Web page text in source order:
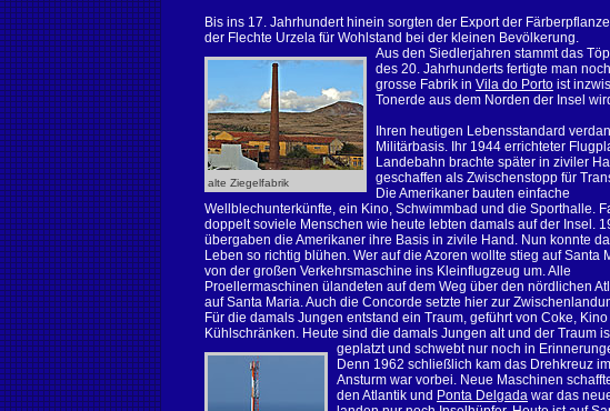
Bis ins 17. Jahrhundert hinein sorgten der Export der
der Flechte Urzela für Wohlstand bei der kleinen Bevölkerung.
alte Ziegelfabrik
Aus den Siedlerjahren stammt das
des 20. Jahrhunderts fertigte man
grosse Fabrik in Vila do Porto ist
Tonerde aus dem Norden der Insel
Ihren heutigen Lebensstandard
Militärbasis. Ihr 1944 errichteter
Landebahn brachte später in ziviler
geschaffen als Zwischenstopp für
Die Amerikaner bauten einfache
Wellblechunterkünfte, ein Kino, Schwimmbad und die Sporthalle.
doppelt soviele Menschen wie heute lebten damals auf der Insel.
übergaben die Amerikaner ihre Basis in zivile Hand. Nun konnte
Leben so richtig blühen. Wer auf die Azoren wollte stieg auf Santa
von der großen Verkehrsmaschine ins Kleinflugzeug um. Alle
Proellermaschinen ülandeten auf dem Weg über den nördlichen
auf Santa Maria. Auch die Concorde setzte hier zur
Für die damals Jungen entstand ein Traum, geführt von Coke, Kino
Kühlschränken. Heute sind die damals Jungen alt und der Traum
geplatzt und schwebtnur noch in
Denn 1962 schließlich kam das Drehkreuz
Ansturm war vorbei. Neue Maschinen
den Atlantik und Ponta Delgada war das